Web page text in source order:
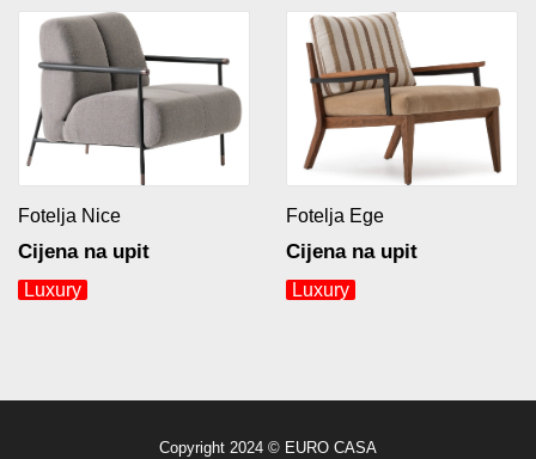
Fotelja Nice
Cijena na upit
Luxury
Fotelja Ege
Cijena na upit
Luxury
Copyright 2024 © EURO CASA